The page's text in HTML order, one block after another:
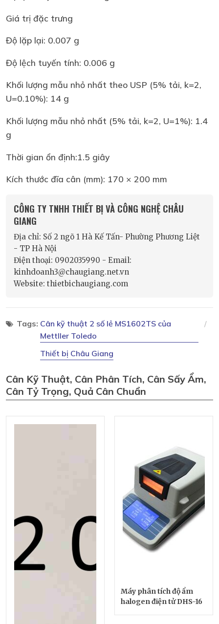
Giá trị đặc trưng
Độ lặp lại: 0.007 g
Độ lệch tuyến tính: 0.006 g
Khối lượng mẫu nhỏ nhất theo USP (5% tải, k=2,
U=0.10%): 14 g
Khối lượng mẫu nhỏ nhất (5% tải, k=2, U=1%): 1.4
g
Thời gian ổn định:1.5 giây
Kích thước đĩa cân (mm): 170 × 200 mm
CÔNG TY TNHH THIẾT BỊ VÀ CÔNG NGHỆ CHÂU
GIANG
Địa chỉ: Số 2 ngõ 1 Hà Kế Tấn- Phường Phương Liệt
- TP Hà Nội
Điện thoại: 0902035990 - Email:
kinhdoanh3@chaugiang.net.vn
Website: thietbichaugiang.com
Tags: Cân kỹ thuật 2 số lẻ MS1602TS của
Mettller Toledo
Thiết bị Châu Giang
Cân Kỹ Thuật, Cân Phân Tích, Cân Sấy Ẩm,
Cân Tỷ Trọng, Quả Cân Chuẩn
Máy phân tích độ ẩm
halogen điện tử DHS-16